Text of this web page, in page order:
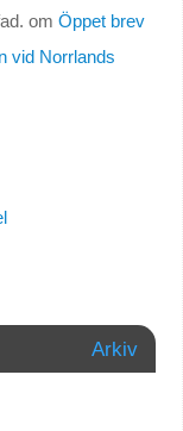
om Öppet brev
vid Norrlands
Arkiv